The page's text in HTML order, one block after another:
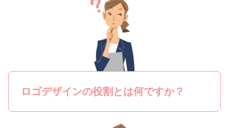
ロゴデザインの役割とは何ですか？